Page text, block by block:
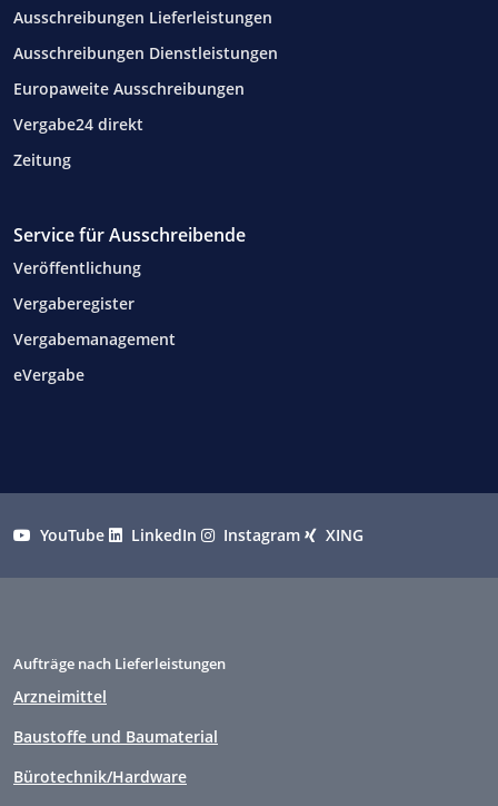
Ausschreibungen Lieferleistungen
Ausschreibungen Dienstleistungen
Europaweite Ausschreibungen
Vergabe24 direkt
Zeitung
Service für Ausschreibende
Veröffentlichung
Vergaberegister
Vergabemanagement
eVergabe
YouTube LinkedIn Instagram XING
Aufträge nach Lieferleistungen
Arzneimittel
Baustoffe und Baumaterial
Bürotechnik/Hardware